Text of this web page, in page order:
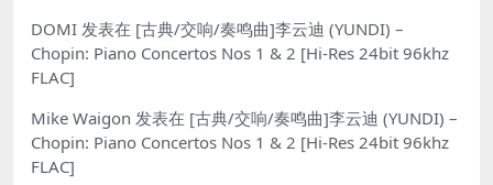
DOMI 发表在 [古典/交响/奏鸣曲]李云迪 (YUNDI) –
Chopin: Piano Concertos Nos 1 & 2 [Hi-Res 24bit 96khz
FLAC]
Mike Waigon 发表在 [古典/交响/奏鸣曲]李云迪 (YUNDI) –
Chopin: Piano Concertos Nos 1 & 2 [Hi-Res 24bit 96khz
FLAC]